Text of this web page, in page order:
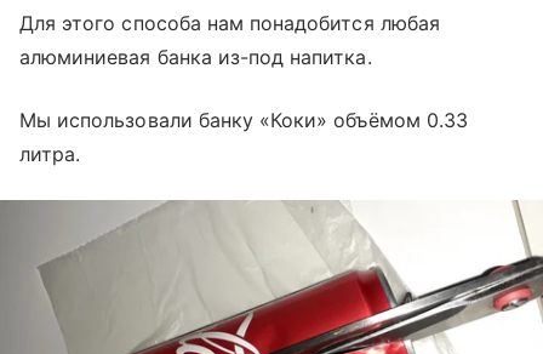
Для этого способа нам понадобится любая
алюминиевая банка из-под напитка.
Мы использовали банку «Коки» объёмом 0.33
литра.